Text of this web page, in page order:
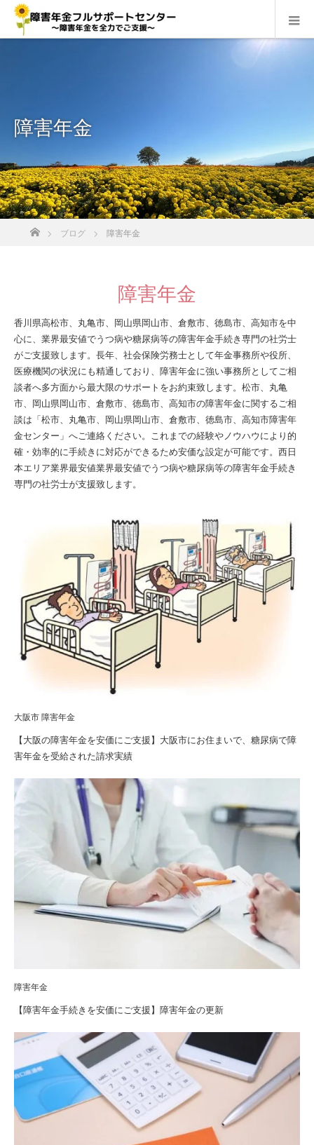
障害年金
ブログ 障害年金
障害年金
香川県高松市、丸亀市、岡山県岡山市、倉敷市、徳島市、高知市を中
心に、業界最安値でうつ病や糖尿病等の障害年金手続き専門の社労士
がご支援致します。長年、社会保険労務士として年金事務所や役所、
医療機関の状況にも精通しており、障害年金に強い事務所としてご相
談者へ多方面から最大限のサポートをお約束致します。松市、丸亀
市、岡山県岡山市、倉敷市、徳島市、高知市の障害年金に関するご相
談は「松市、丸亀市、岡山県岡山市、倉敷市、徳島市、高知市障害年
金センター」へご連絡ください。これまでの経験やノウハウにより的
確・効率的に手続きに対応ができるため安価な設定が可能です。西日
本エリア業界最安値業界最安値でうつ病や糖尿病等の障害年金手続き
専門の社労士が支援致します。
大阪市 障害年金
【大阪の障害年金を安価にご支援】大阪市にお住まいで、糖尿病で障
害年金を受給された請求実績
障害年金
【障害年金手続きを安価にご支援】障害年金の更新